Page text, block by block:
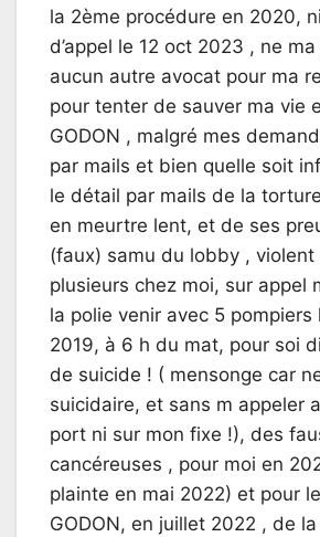
la 2ème procédure en 2020,
d’appel le 12 oct 2023 , ne
aucun autre avocat pour ma
pour tenter de sauver ma vie
GODON , malgré mes
par mails et bien quelle soit
le détail par mails de la
en meurtre lent, et de ses
(faux) samu du lobby , violent
plusieurs chez moi, sur appel
la polie venir avec 5 pompiers
2019, à 6 h du mat, pour soi
de suicide ! ( mensonge car
suicidaire, et sans m appeler
port ni sur mon fixe !), des
cancéreuses , pour moi en
plainte en mai 2022) et pour
GODON, en juillet 2022 , de